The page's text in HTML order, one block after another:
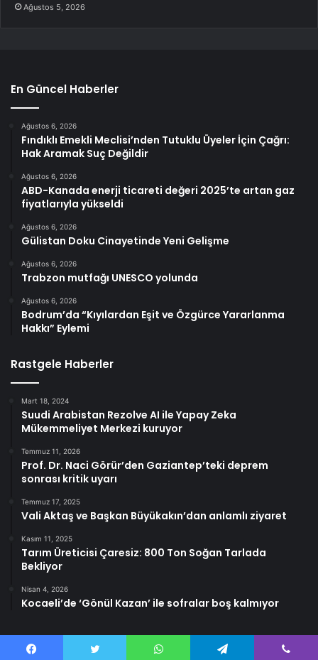
Ağustos 5, 2026
En Güncel Haberler
Ağustos 6, 2026
Fındıklı Emekli Meclisi’nden Tutuklu Üyeler İçin Çağrı:
Hak Aramak Suç Değildir
Ağustos 6, 2026
ABD-Kanada enerji ticareti değeri 2025’te artan gaz
fiyatlarıyla yükseldi
Ağustos 6, 2026
Gülistan Doku Cinayetinde Yeni Gelişme
Ağustos 6, 2026
Trabzon mutfağı UNESCO yolunda
Ağustos 6, 2026
Bodrum’da “Kıyılardan Eşit ve Özgürce Yararlanma
Hakkı” Eylemi
Rastgele Haberler
Mart 18, 2024
Suudi Arabistan Rezolve AI ile Yapay Zeka
Mükemmeliyet Merkezi kuruyor
Temmuz 11, 2026
Prof. Dr. Naci Görür’den Gaziantep’teki deprem
sonrası kritik uyarı
Temmuz 17, 2025
Vali Aktaş ve Başkan Büyükakın’dan anlamlı ziyaret
Kasım 11, 2025
Tarım Üreticisi Çaresiz: 800 Ton Soğan Tarlada
Bekliyor
Nisan 4, 2026
Kocaeli’de ‘Gönül Kazan’ ile sofralar boş kalmıyor